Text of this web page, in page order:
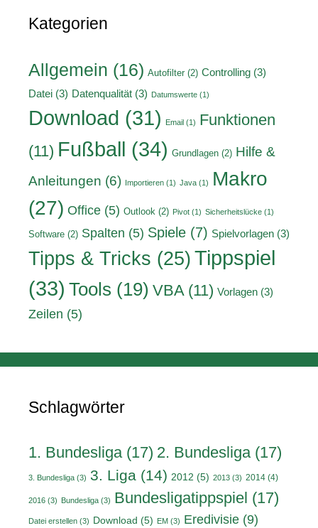
Kategorien
Allgemein (16) Autofilter (2) Controlling (3)
Datei (3) Datenqualität (3) Datumswerte (1)
Download (31) Email (1) Funktionen
(11) Fußball (34) Grundlagen (2) Hilfe &
Anleitungen (6) Importieren (1) Java (1)
Makro
(27) Office (5) Outlook (2) Pivot (1) Sicherheitslücke (1)
Software (2) Spalten (5) Spiele (7) Spielvorlagen (3)
Tipps & Tricks (25)Tippspiel
(33) Tools (19) VBA(11) Vorlagen (3)
Zeilen (5)
Schlagwörter
1. Bundesliga(17) 2. Bundesliga(17)
3. Bundesliga (3) 3. Liga (14) 2012 (5) 2013 (3) 2014 (4)
2016 (3) Bundesliga (3) Bundesligatippspiel (17)
Datei erstellen (3) Download (5) EM (3) Eredivisie (9)